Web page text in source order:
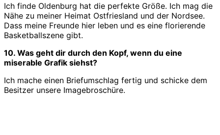
Ich finde Oldenburg hat die perfekte Größe. Ich mag die
Nähe zu meiner Heimat Ostfriesland und der Nordsee.
Dass meine Freunde hier leben und es eine florierende
Basketballszene gibt.
10. Was geht dir durch den Kopf, wenn du eine
miserable Grafik siehst?
Ich mache einen Briefumschlag fertig und schicke dem
Besitzer unsere Imagebroschüre.